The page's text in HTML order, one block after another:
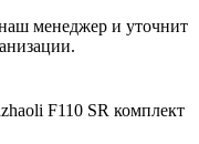
менеджер и уточнит
F110 SR комплект